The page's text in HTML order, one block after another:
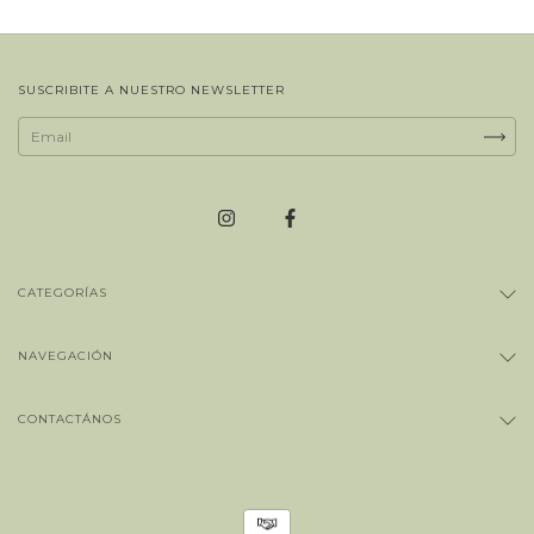
SUSCRIBITE A NUESTRO NEWSLETTER
CATEGORÍAS
NAVEGACIÓN
CONTACTÁNOS